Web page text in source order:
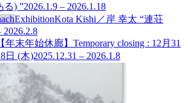
る) ”2026.1.9 – 2026.1.18
ExhibitionKota Kishi／岸 幸太 “連荘
2026.2.8
【年末年始休廊】Temporary closing : 12月31
日 (木)2025.12.31 – 2026.1.8